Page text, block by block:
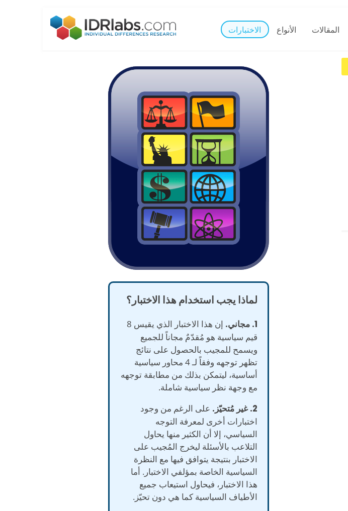
الاختبارات الأنواع المقالات
لماذا يجب استخدام هذا الاختبار؟
1. مجاني.
إن هذا الاختبار الذي يقيس 8
قيم سياسية هو مُقدّمٌ مجاناً للجميع
ويسمح للمجيب بالحصول على نتائج
تظهر توجهه وفقاً لـ 4 محاور سياسية
أساسية، ليتمكن بذلك من مطابقة توجهه
مع وجهة نظر سياسية شاملة.
2. غير مُتحيّز.
على الرغم من وجود
اختبارات أخرى لمعرفة التوجه
السياسي، إلا أن الكثير منها يحاول
التلاعب بالأسئلة ليخرج المُجيب على
الاختبار بنتيجة يتوافق فيها مع النظرة
السياسية الخاصة بمؤلفي الاختبار. أما
هذا الاختبار، فيحاول استيعاب جميع
الأطياف السياسية كما هي دون تحيّز.